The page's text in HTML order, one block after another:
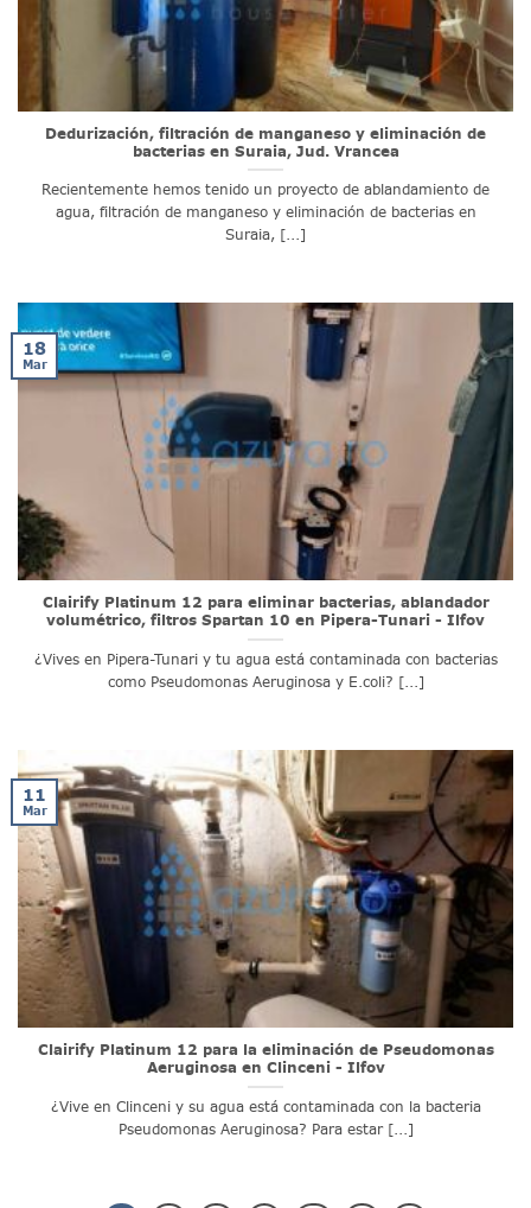
Dedurización, filtración de manganeso y eliminación de
bacterias en Suraia, Jud. Vrancea
Recientemente hemos tenido un proyecto de ablandamiento de
agua, filtración de manganeso y eliminación de bacterias en
Suraia, [...]
Clairify Platinum 12 para eliminar bacterias, ablandador
volumétrico, filtros Spartan 10 en Pipera-Tunari - Ilfov
¿Vives en Pipera-Tunari y tu agua está contaminada con bacterias
como Pseudomonas Aeruginosa y E.coli? [...]
18
Mar
Clairify Platinum 12 para la eliminación de Pseudomonas
Aeruginosa en Clinceni - Ilfov
¿Vive en Clinceni y su agua está contaminada con la bacteria
Pseudomonas Aeruginosa? Para estar [...]
11
Mar